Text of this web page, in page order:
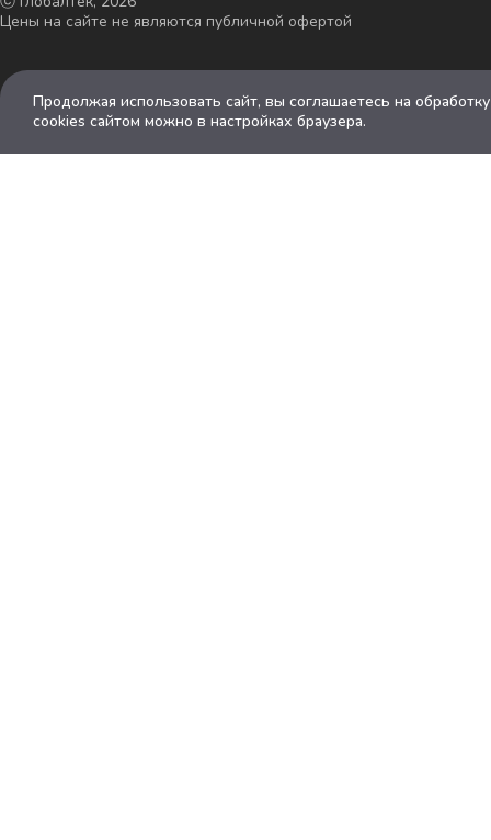
Цены на сайте не являются публичной офертой
Продолжая использовать сайт, вы соглашаетесь на
cookies сайтом можно в настройках браузера.